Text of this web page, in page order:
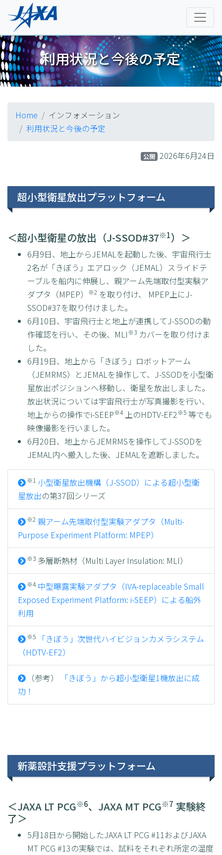
利用状況と今後の予定
Home
インフォメーション
利用状況と今後の予定
公開 2026年6月24日
超小型衛星放出プラットフォーム
＜超小型衛星の放出（J-SSOD#37※1）＞
6月9日、地上からJEMALを起動した後、宇宙飛行士
2名が「きぼう」エアロック（JEMAL）スライドテ
ーブルを船内に伸展し、親アーム先端取付型実験ア
ダプタ（MPEP）
※2 を取り付け、 MPEP上にJ-
SSOD#37を取り付けました。
6月10日、宇宙飛行士と地上が連携してJ-SSODの動
作確認を行い、その後、MLI※3 カバーを取り付けま
した。
6月19日、地上から「きぼう」ロボットアーム
（JEMRMS）とJEMALを操作して、J-SSODを小型衛
星放出ポジションへ移動し、衛星を放出しました。
放出状況については宇宙飛行士が写真撮影を行い、
地上からの操作でi-SEEP※4 上のHDTV-EF2※5 等でも
映像撮影を行いました。
6月20日、地上からJEMRMSを操作してJ-SSODを
JEMAL内へ搬入した後、JEMALを遮断しました。
※1 小型衛星放出機構（J-SSOD）による超小型衛
星放出の第37回シリーズ
※2 親アーム先端取付型実験アダプタ（Multi-
Purpose Experiment Platform: MPEP）
※3 多層断熱材（Multi Layer Insulation: MLI）
※4 中型曝露実験アダプタ（IVA-replaceable Small
Exposed Experiment Platform: i-SEEP）による船外
利用
※5
「きぼう」次世代ハイビジョンカメラシステム
（HDTV-EF2）
（参考）
「きぼう」から超小型衛星1機放出に成
功！
新薬設計支援プラットフォーム
＜JAXA LT PCG※6、JAXA MT PCG※7 実験終
了＞
5月18日から開始したJAXA LT PCG #11およびJAXA
MT PCG #13の実験では、試料をそれぞれ所定の温度